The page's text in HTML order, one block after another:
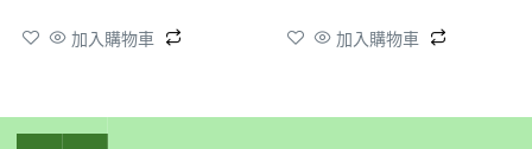
加入購物車 加入購物車